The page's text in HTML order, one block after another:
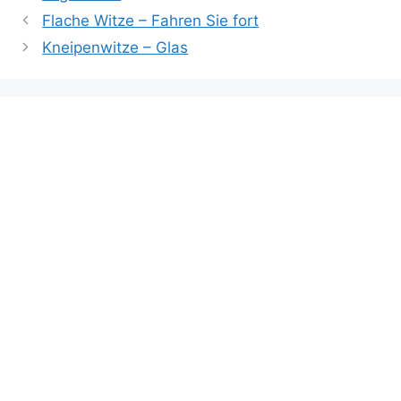
Flache Witze – Fahren Sie fort
Kneipenwitze – Glas